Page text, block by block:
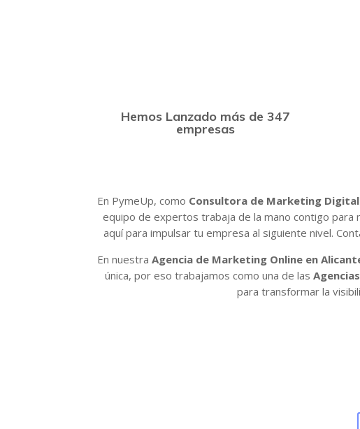
Hemos Lanzado más de 347
empresas
En PymeUp, como Consultora de Marketing
equipo de expertos trabaja de la mano contigo para
aquí para impulsar tu empresa al siguiente nivel.
En nuestra Agencia de Marketing Online en
única, por eso trabajamos como una de las
para transformar la